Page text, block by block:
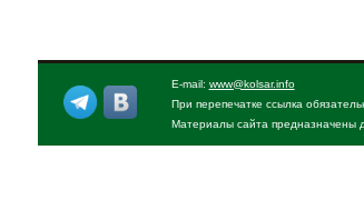
E-mail: www@kolsar.info
При перепечатке ссылка
Материалы сайта предназначены